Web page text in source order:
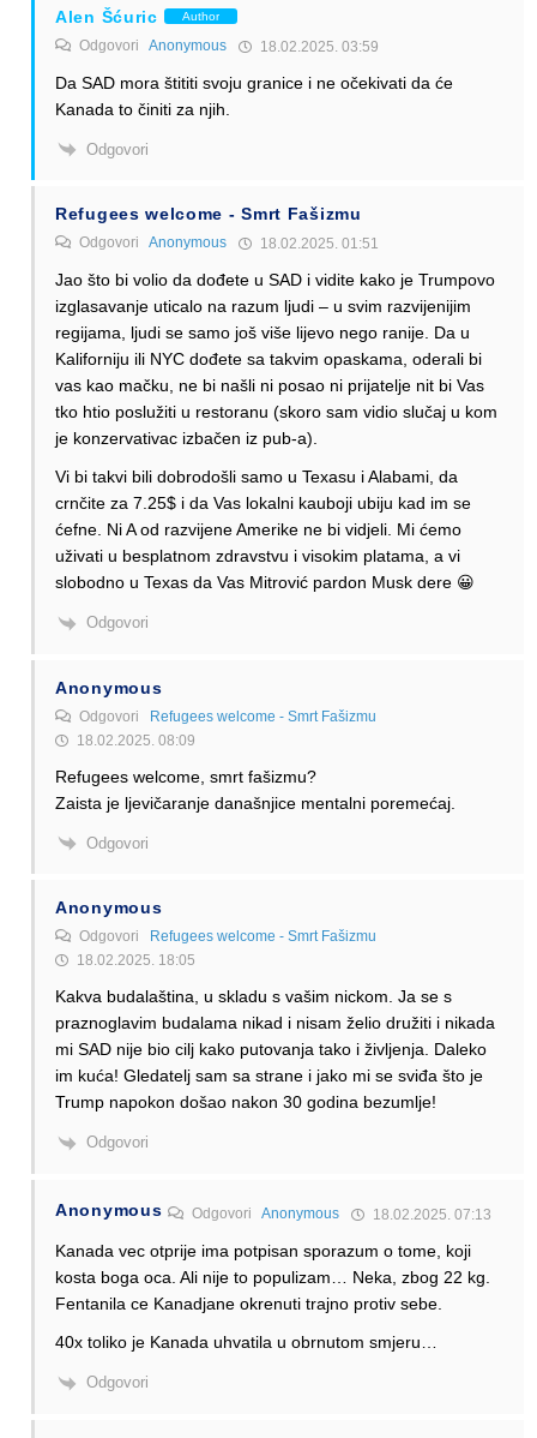
Alen Šćuric Author
Odgovori Anonymous 18.02.2025. 03:59
Da SAD mora štititi svoju granice i ne očekivati da će
Kanada to činiti za njih.
Odgovori
Refugees welcome - Smrt Fašizmu
Odgovori Anonymous 18.02.2025. 01:51
Jao što bi volio da dođete u SAD i vidite kako je Trumpovo
izglasavanje uticalo na razum ljudi – u svim razvijenijim
regijama, ljudi se samo još više lijevo nego ranije. Da u
Kaliforniju ili NYC dođete sa takvim opaskama, oderali bi
vas kao mačku, ne bi našli ni posao ni prijatelje nit bi Vas
tko htio poslužiti u restoranu (skoro sam vidio slučaj u kom
je konzervativac izbačen iz pub-a).
Vi bi takvi bili dobrodošli samo u Texasu i Alabami, da
crnčite za 7.25$ i da Vas lokalni kauboji ubiju kad im se
ćefne. Ni A od razvijene Amerike ne bi vidjeli. Mi ćemo
uživati u besplatnom zdravstvu i visokim platama, a vi
slobodno u Texas da Vas Mitrović pardon Musk dere 😀
Odgovori
Anonymous
Odgovori Refugees welcome - Smrt Fašizmu
18.02.2025. 08:09
Refugees welcome, smrt fašizmu?
Zaista je ljevičaranje današnjice mentalni poremećaj.
Odgovori
Anonymous
Odgovori
Refugees welcome - Smrt Fašizmu
18.02.2025. 18:05
Kakva budalaština, u skladu s vašim nickom. Ja se s
praznoglavim budalama nikad i nisam želio družiti i nikada
mi SAD nije bio cilj kako putovanja tako i življenja. Daleko
im kuća! Gledatelj sam sa strane i jako mi se sviđa što je
Trump napokon došao nakon 30 godina bezumlje!
Odgovori
Anonymous OdgovoriAnonymous 18.02.2025. 07:13
Kanada vec otprije ima potpisan sporazum o tome, koji
kosta boga oca. Ali nije to populizam… Neka, zbog 22 kg.
Fentanila ce Kanadjane okrenuti trajno protiv sebe.
40x toliko je Kanada uhvatila u obrnutom smjeru…
Odgovori